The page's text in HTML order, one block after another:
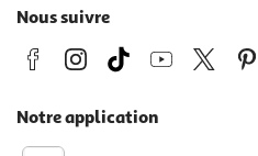
Nous suivre
Notre application